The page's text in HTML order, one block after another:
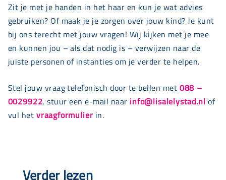
Zit je met je handen in het haar en kun je wat advies
gebruiken? Of maak je je zorgen over jouw kind? Je kunt
bij ons terecht met jouw vragen! Wij kijken met je mee
en kunnen jou – als dat nodig is – verwijzen naar de
juiste personen of instanties om je verder te helpen.
Stel jouw vraag telefonisch door te bellen met 088 –
0029922, stuur een e-mail naar info@lisalelystad.nl of
vul het vraagformulier in.
Verder lezen